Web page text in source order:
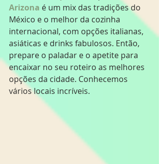
Arizona é um mix das tradições do
México e o melhor da cozinha
internacional, com opções italianas,
asiáticas e drinks fabulosos. Então,
prepare o paladar e o apetite para
encaixar no seu roteiro as melhores
opções da cidade. Conhecemos
vários locais incríveis.